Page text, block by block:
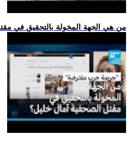
.. من هي الجهة المخولة بالتحقيق في